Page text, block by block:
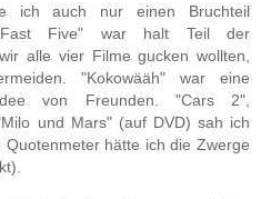
ich auch nur einen Bruchteil
Five" war halt Teil der
alle vier Filme gucken wollten,
"Kokowääh" war eine
von Freunden. "Cars 2",
und Mars" (auf DVD) sah ich
hätte ich die Zwerge